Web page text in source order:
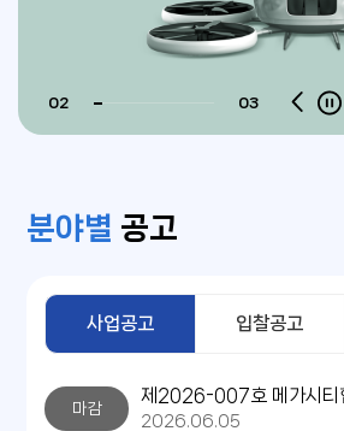
02 03
분야별 공고
사업공고 입찰공고
마감
2026.06.05